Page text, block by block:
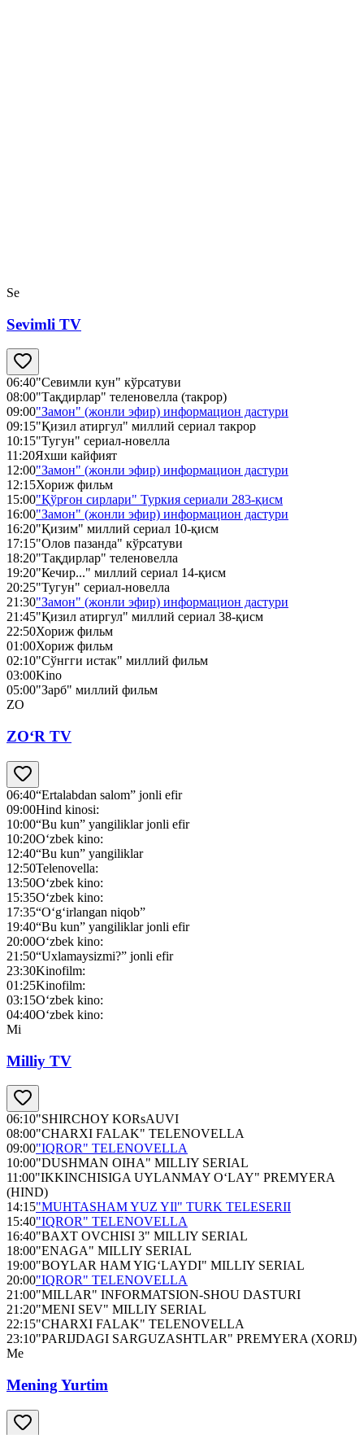
Se
Sevimli TV
06:40"Севимли кун" кўрсатуви
08:00"Тақдирлар" теленовелла (такрор)
09:00"Замон" (жонли эфир) информацион дастури
09:15"Қизил атиргул" миллий сериал такрор
10:15"Тугун" сериал-новелла
11:20Яхши кайфият
12:00"Замон" (жонли эфир) информацион дастури
12:15Хориж фильм
15:00"Қўрғон сирлари" Туркия сериали 283-қисм
16:00"Замон" (жонли эфир) информацион дастури
16:20"Қизим" миллий сериал 10-қисм
17:15"Олов пазанда" кўрсатуви
18:20"Тақдирлар" теленовелла
19:20"Кечир..." миллий сериал 14-қисм
20:25"Тугун" сериал-новелла
21:30"Замон" (жонли эфир) информацион дастури
21:45"Қизил атиргул" миллий сериал 38-қисм
22:50Хориж фильм
01:00Хориж фильм
02:10"Сўнгги истак" миллий фильм
03:00Kino
05:00"Зарб" миллий фильм
ZO
ZO‘R TV
06:40“Ertalabdan salom” jonli efir
09:00Hind kinosi:
10:00“Bu kun” yangiliklar jonli efir
10:20O‘zbek kino:
12:40“Bu kun” yangiliklar
12:50Telenovella:
13:50O‘zbek kino:
15:35O‘zbek kino:
17:35“O‘g‘irlangan niqob”
19:40“Bu kun” yangiliklar jonli efir
20:00O‘zbek kino:
21:50“Uxlamaysizmi?” jonli efir
23:30Kinofilm:
01:25Kinofilm:
03:15O‘zbek kino:
04:40O‘zbek kino:
Mi
Milliy TV
06:10"SHIRCHOY KORsAUVI
08:00"CHARXI FALAK" TELENOVELLA
09:00"IQROR" TELENOVELLA
10:00"DUSHMAN OIHA" MILLIY SERIAL
11:00"IKKINCHISIGA UYLANMAY O‘LAY" PREMYERA
(HIND)
14:15"MUHTASHAM YUZ YIl" TURK TELESERII
15:40"IQROR" TELENOVELLA
16:40"BAXT OVCHISI 3" MILLIY SERIAL
18:00"ENAGA" MILLIY SERIAL
19:00"BOYLAR HAM YIG‘LAYDI" MILLIY SERIAL
20:00"IQROR" TELENOVELLA
21:00"MILLAR" INFORMATSION-SHOU DASTURI
21:20"MENI SEV" MILLIY SERIAL
22:15"CHARXI FALAK" TELENOVELLA
23:10"PARIJDAGI SARGUZASHTLAR" PREMYERA (XORIJ)
Me
Mening Yurtim